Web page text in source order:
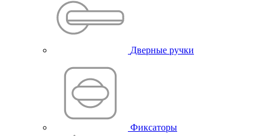
Дверные ручки
Фиксаторы